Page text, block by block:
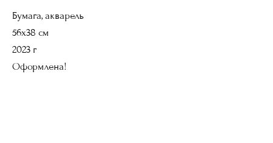
Бумага, акварель
56х38 см
2023 г
Оформлена!